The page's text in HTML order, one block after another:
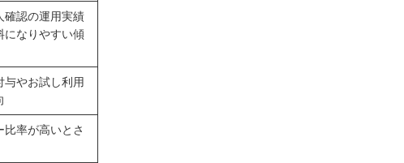
確認の運用実績
になりやすい傾
与やお試し利用
率が高いとさ